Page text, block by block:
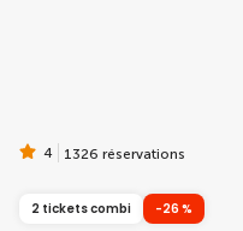
4 1326 réservations
2 tickets combi -26 %